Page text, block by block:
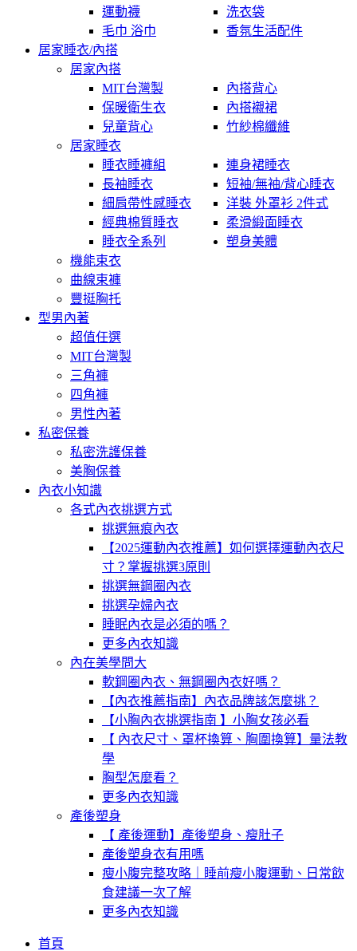
運動襪
洗衣袋
毛巾 浴巾
香氛生活配件
居家睡衣/內搭
居家內搭
MIT台灣製
內搭背心
保暖衛生衣
內搭襯裙
兒童背心
竹紗棉纖維
居家睡衣
睡衣睡褲組
連身裙睡衣
長袖睡衣
短袖/無袖/背心睡衣
細肩帶性感睡衣
洋裝 外罩衫 2件式
經典棉質睡衣
柔滑緞面睡衣
睡衣全系列
塑身美體
機能束衣
曲線束褲
豐挺胸托
型男內著
超值任選
MIT台灣製
三角褲
四角褲
男性內著
私密保養
私密洗護保養
美胸保養
內衣小知識
各式內衣挑選方式
挑選無痕內衣
【2025運動內衣推薦】如何選擇運動內衣尺
寸？掌握挑選3原則
挑選無鋼圈內衣
挑選孕婦內衣
睡眠內衣是必須的嗎？
更多內衣知識
內在美學問大
軟鋼圈內衣、無鋼圈內衣好嗎？
【內衣推薦指南】內衣品牌該怎麼挑？
【小胸內衣挑選指南 】小胸女孩必看
【 內衣尺寸、罩杯換算、胸圍換算】量法教
學
胸型怎麼看？
更多內衣知識
產後塑身
【 產後運動】產後塑身、瘦肚子
產後塑身衣有用嗎
瘦小腹完整攻略｜睡前瘦小腹運動、日常飲
食建議一次了解
更多內衣知識
首頁